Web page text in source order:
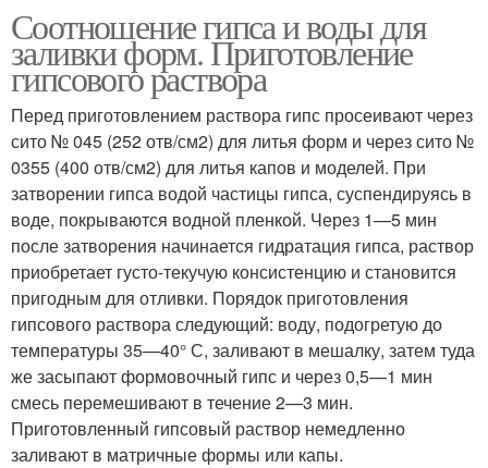
Соотношение гипса и воды для
заливки форм. Приготовление
гипсового раствора
Перед приготовлением раствора гипс просеивают через
сито № 045 (252 отв/см2) для литья форм и через сито №
0355 (400 отв/см2) для литья капов и моделей. При
затворении гипса водой частицы гипса, суспендируясь в
воде, покрываются водной пленкой. Через 1—5 мин
после затворения начинается гидратация гипса, раствор
приобретает густо-текучую консистенцию и становится
пригодным для отливки. Порядок приготовления
гипсового раствора следующий: воду, подогретую до
температуры 35—40° С, заливают в мешалку, затем туда
же засыпают формовочный гипс и через 0,5—1 мин
смесь перемешивают в течение 2—3 мин.
Приготовленный гипсовый раствор немедленно
заливают в матричные формы или капы.